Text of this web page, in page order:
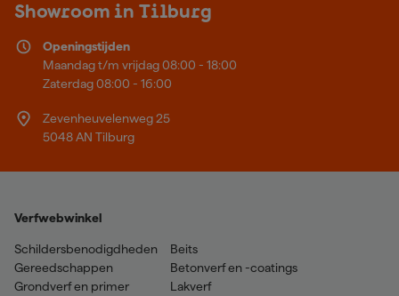
Showroom in Tilburg
Openingstijden
Maandag t/m vrijdag 08:00 - 18:00
Zaterdag 08:00 - 16:00
Zevenheuvelenweg 25
5048 AN Tilburg
Verfwebwinkel
Schildersbenodigdheden
Gereedschappen
Grondverf en primer
Beits
Betonverf en -coatings
Lakverf